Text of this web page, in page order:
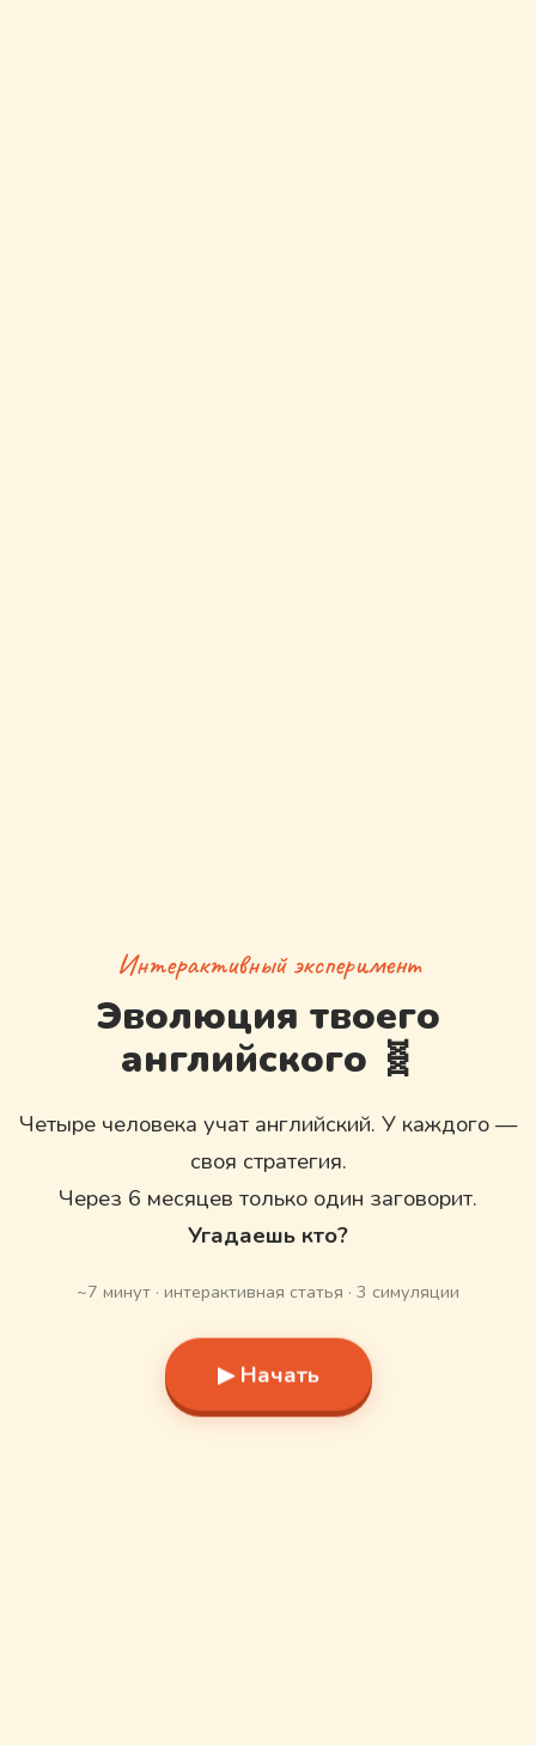
Интерактивный эксперимент
Эволюция твоего
английского 🧬
Четыре человека учат английский. У каждого —
своя стратегия.
Через 6 месяцев только один заговорит.
Угадаешь кто?
~7 минут · интерактивная статья · 3 симуляции
▶ Начать